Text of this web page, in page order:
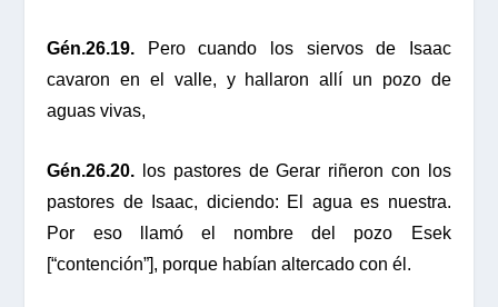
Gén.26.19. Pero cuando los siervos de Isaac
cavaron en el valle, y hallaron allí un pozo de
aguas vivas,
Gén.26.20. los pastores de Gerar riñeron con los
pastores de Isaac, diciendo: El agua es nuestra.
Por eso llamó el nombre del pozo Esek
[“contención”], porque habían altercado con él.